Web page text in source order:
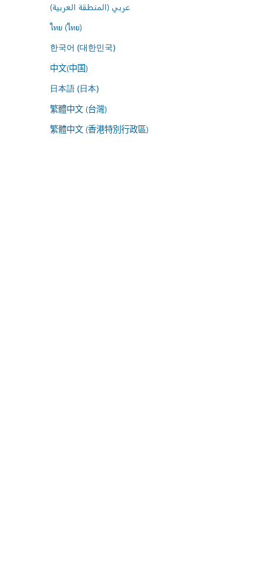
عربي (المنطقة العربية)
ไทย (ไทย)
한국어 (대한민국)
中文(中国)
日本語 (日本)
繁體中文 (台灣)
繁體中文 (香港特別行政區)